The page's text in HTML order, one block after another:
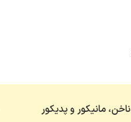
ناخن، مانیکور و پدیکور